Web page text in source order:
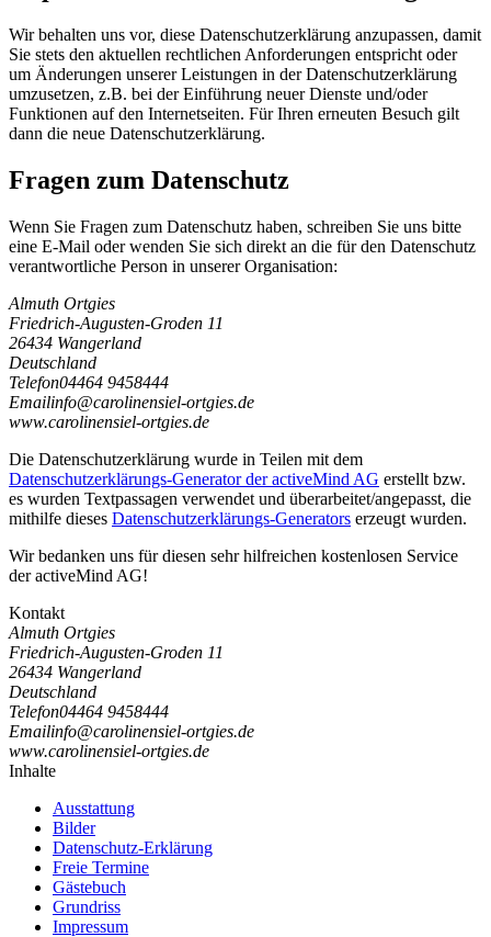
Wir behalten uns vor, diese Datenschutzerklärung anzupassen, damit
Sie stets den aktuellen rechtlichen Anforderungen entspricht oder
um Änderungen unserer Leistungen in der Datenschutzerklärung
umzusetzen, z.B. bei der Einführung neuer Dienste und/oder
Funktionen auf den Internetseiten. Für Ihren erneuten Besuch gilt
dann die neue Datenschutzerklärung.
Fragen zum Datenschutz
Wenn Sie Fragen zum Datenschutz haben, schreiben Sie uns bitte
eine E-Mail oder wenden Sie sich direkt an die für den Datenschutz
verantwortliche Person in unserer Organisation:
Almuth Ortgies
Friedrich-Augusten-Groden 11
26434 Wangerland
Deutschland
Telefon04464 9458444
Emailinfo@carolinensiel-ortgies.de
www.carolinensiel-ortgies.de
Die Datenschutzerklärung wurde in Teilen mit dem
Datenschutzerklärungs-Generator der activeMind AG erstellt bzw.
es wurden Textpassagen verwendet und überarbeitet/angepasst, die
mithilfe dieses Datenschutzerklärungs-Generators erzeugt wurden.
Wir bedanken uns für diesen sehr hilfreichen kostenlosen Service
der activeMind AG!
Kontakt
Almuth Ortgies
Friedrich-Augusten-Groden 11
26434 Wangerland
Deutschland
Telefon04464 9458444
Emailinfo@carolinensiel-ortgies.de
www.carolinensiel-ortgies.de
Inhalte
Ausstattung
Bilder
Datenschutz-Erklärung
Freie Termine
Gästebuch
Grundriss
Impressum